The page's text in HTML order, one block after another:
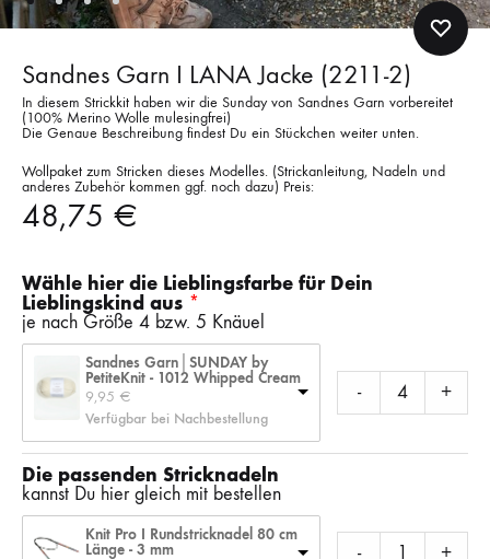
Sandnes Garn I LANA Jacke (2211-2)
In diesem Strickkit haben wir die Sunday von Sandnes Garn vorbereitet
(100% Merino Wolle mulesingfrei)
Die Genaue Beschreibung findest Du ein Stückchen weiter unten.
Wollpaket zum Stricken dieses Modelles. (Strickanleitung, Nadeln und
anderes Zubehör kommen ggf. noch dazu) Preis:
48,75 €
Wähle hier die Lieblingsfarbe für Dein
Lieblingskind aus
je nach Größe 4 bzw. 5 Knäuel
Sandnes Garn│SUNDAY by
PetiteKnit - 1012 Whipped Cream
9,95 €
Verfügbar bei Nachbestellung
- +
Die passenden Stricknadeln
kannst Du hier gleich mit bestellen
Knit Pro I Rundstricknadel 80 cm
Länge - 3 mm
- +